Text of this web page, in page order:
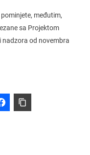
međutim,
sa Projektom
nadzora od novembra